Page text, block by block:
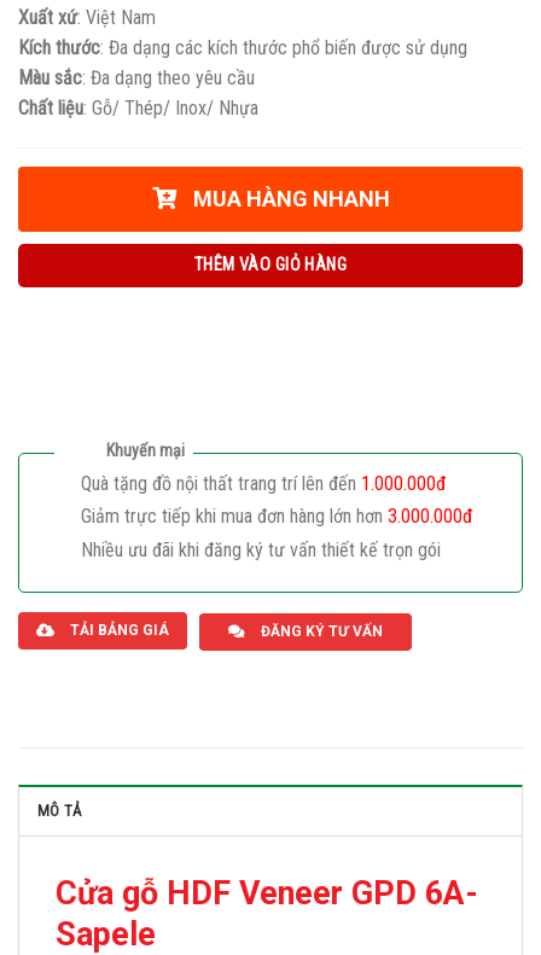
Xuất xứ: Việt Nam
Kích thước: Đa dạng các kích thước phổ biến được sử dụng
Màu sắc: Đa dạng theo yêu cầu
Chất liệu: Gỗ/ Thép/ Inox/ Nhựa
MUA HÀNG NHANH
THÊM VÀO GIỎ HÀNG
Khuyến mại
Quà tặng đồ nội thất trang trí lên đến 1.000.000đ
Giảm trực tiếp khi mua đơn hàng lớn hơn 3.000.000đ
Nhiều ưu đãi khi đăng ký tư vấn thiết kế trọn gói
TẢI BẢNG GIÁ ĐĂNG KÝ TƯ VẤN
MÔ TẢ
Cửa gỗ HDF Veneer GPD 6A-
Sapele